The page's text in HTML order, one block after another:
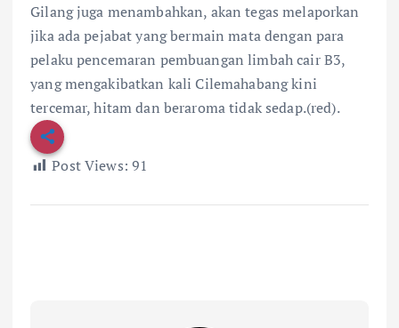
Gilang juga menambahkan, akan tegas melaporkan
jika ada pejabat yang bermain mata dengan para
pelaku pencemaran pembuangan limbah cair B3,
yang mengakibatkan kali Cilemahabang kini
tercemar, hitam dan beraroma tidak sedap.(red).
Post Views: 91